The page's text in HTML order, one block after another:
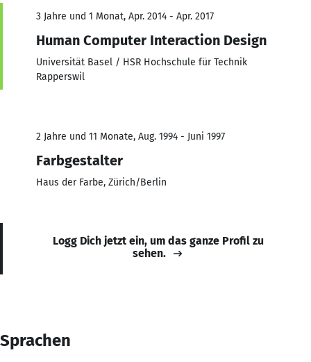
3 Jahre und 1 Monat, Apr. 2014 - Apr. 2017
Human Computer Interaction Design
Universität Basel / HSR Hochschule für Technik
Rapperswil
2 Jahre und 11 Monate, Aug. 1994 - Juni 1997
Farbgestalter
Haus der Farbe, Zürich/Berlin
Logg Dich jetzt ein, um das ganze Profil zu
sehen.
Sprachen